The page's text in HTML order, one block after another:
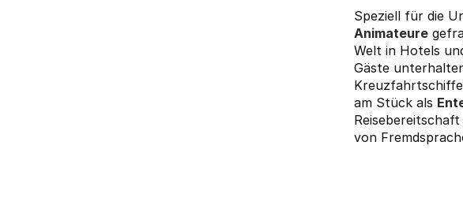
Speziell für die
Animateure
Welt in Hotels
Gäste
am Stück als
von